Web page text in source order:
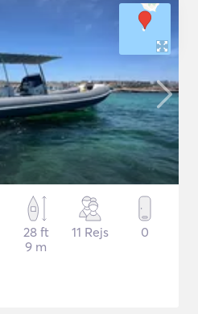
28 ft
9 m
11 Rejs 0